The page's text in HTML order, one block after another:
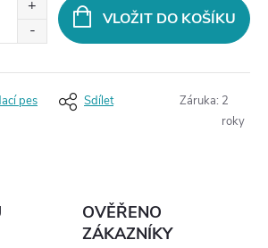
VLOŽIT DO KOŠÍKU
pes Sdílet Záruka: 2
roky
OVĚŘENO
ZÁKAZNÍKY